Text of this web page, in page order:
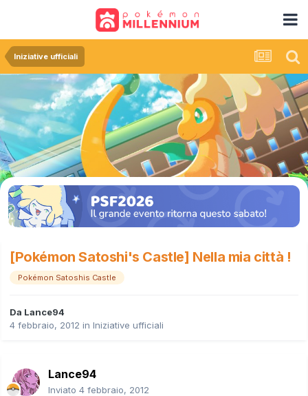
Iniziative ufficiali
[Pokémon Satoshi's Castle] Nella mia città !
Pokémon Satoshis Castle
Da Lance94
4 febbraio, 2012 in Iniziative ufficiali
Lance94
Inviato 4 febbraio, 2012